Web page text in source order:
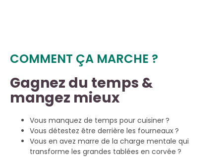
COMMENT ÇA MARCHE ?
Gagnez du temps &
mangez mieux
Vous manquez de temps pour cuisiner ?
Vous détestez être derrière les fourneaux ?
Vous en avez marre de la charge mentale qui
transforme les grandes tablées en corvée ?